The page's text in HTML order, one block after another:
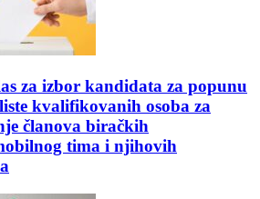
za izbor kandidata za popunu
kvalifikovanih osoba za
članova biračkih
tima i njihovih